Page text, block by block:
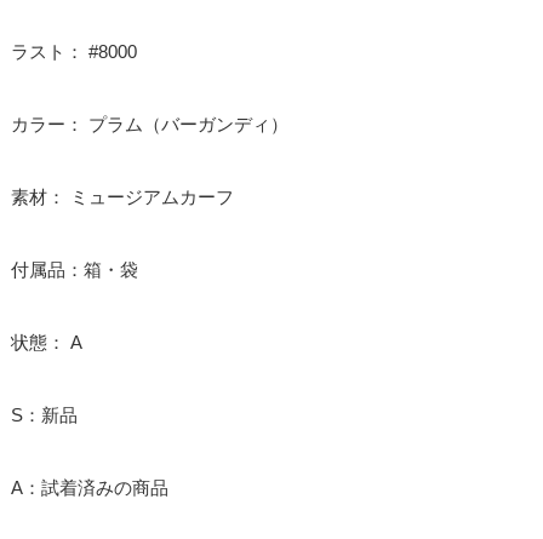
ラスト： #8000
カラー： プラム（バーガンディ）
素材： ミュージアムカーフ
付属品：箱・袋
状態： A
S：新品
A：試着済みの商品